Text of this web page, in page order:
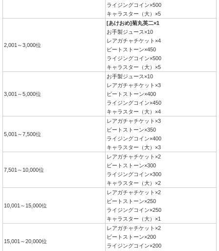
ライジングコイン×500
キャラスター（大）×5
2,001～3,000位
[あけおめ]菊丸英二×1
お手製ジュース×10
レアガチャチケット×4
ビートストーン×450
ライジングコイン×500
キャラスター（大）×5
3,001～5,000位
お手製ジュース×10
レアガチャチケット×3
ビートストーン×400
ライジングコイン×450
キャラスター（大）×4
5,001～7,500位
レアガチャチケット×3
ビートストーン×350
ライジングコイン×400
キャラスター（大）×3
7,501～10,000位
レアガチャチケット×2
ビートストーン×300
ライジングコイン×300
キャラスター（大）×2
10,001～15,000位
レアガチャチケット×2
ビートストーン×250
ライジングコイン×250
キャラスター（大）×1
15,001～20,000位
レアガチャチケット×2
ビートストーン×200
ライジングコイン×200